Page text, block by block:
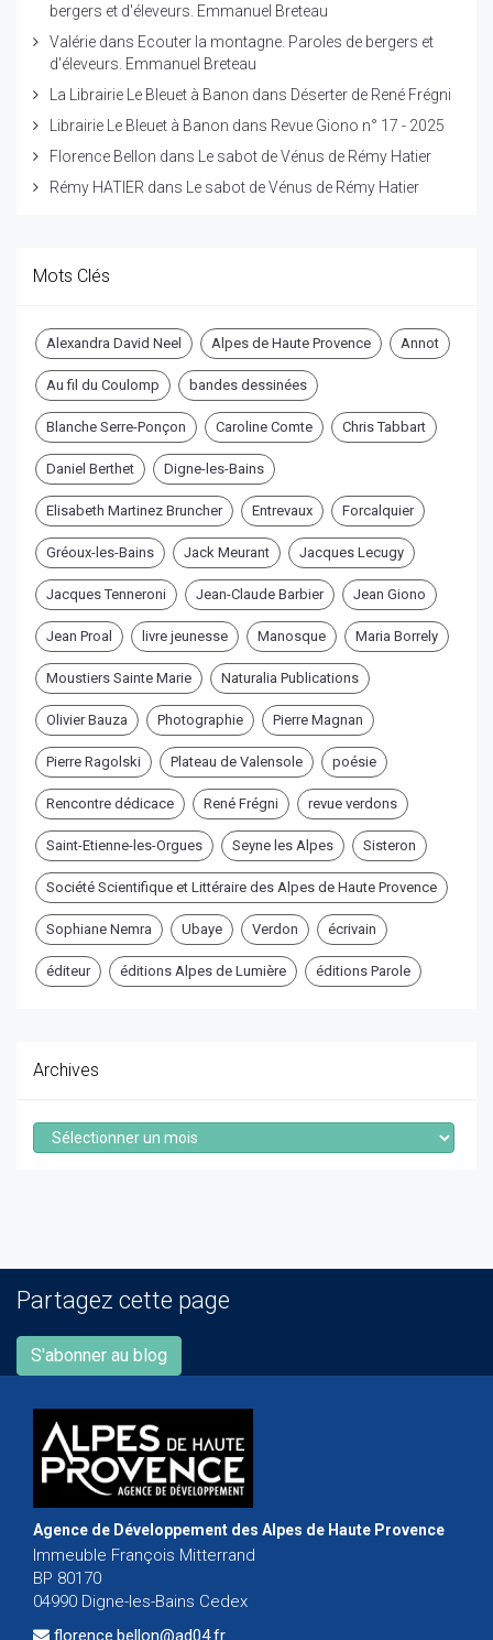
bergers et d'éleveurs. Emmanuel Breteau
Valérie dans Ecouter la montagne. Paroles de bergers et
d'éleveurs. Emmanuel Breteau
La Librairie Le Bleuet à Banon dans Déserter de René Frégni
Librairie Le Bleuet à Banon dans Revue Giono n° 17 - 2025
Florence Bellon dans Le sabot de Vénus de Rémy Hatier
Rémy HATIER dans Le sabot de Vénus de Rémy Hatier
Mots Clés
Alexandra David Neel Alpes de Haute Provence Annot
Au fil du Coulomp bandes dessinées
Blanche Serre-Ponçon Caroline Comte Chris Tabbart
Daniel Berthet Digne-les-Bains
Elisabeth Martinez Bruncher Entrevaux Forcalquier
Gréoux-les-Bains Jack Meurant Jacques Lecugy
Jacques Tenneroni Jean-Claude Barbier Jean Giono
Jean Proal livre jeunesse Manosque Maria Borrely
Moustiers Sainte Marie Naturalia Publications
Olivier Bauza Photographie Pierre Magnan
Pierre Ragolski Plateau de Valensole poésie
Rencontre dédicace René Frégni revue verdons
Saint-Etienne-les-Orgues Seyne les Alpes Sisteron
Société Scientifique et Littéraire des Alpes de Haute Provence
Sophiane Nemra Ubaye Verdon écrivain
éditeur éditions Alpes de Lumière éditions Parole
Archives
Archives
Partagez cette page
S'abonner au blog
Agence de Développement des Alpes de Haute Provence
Immeuble François Mitterrand
BP 80170
04990 Digne-les-Bains Cedex